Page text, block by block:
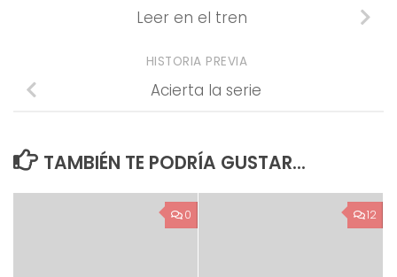
Leer en el tren
HISTORIA PREVIA
Acierta la serie
TAMBIÉN TE PODRÍA GUSTAR...
0 12